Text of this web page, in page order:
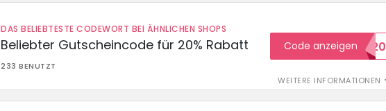
DAS BELIEBTESTE CODEWORT BEI ÄHNLICHEN SHOPS
Beliebter Gutscheincode für 20% Rabatt
233 BENUTZT
WEITERE INFORMATIONEN
Code anzeigen
WELCOME20